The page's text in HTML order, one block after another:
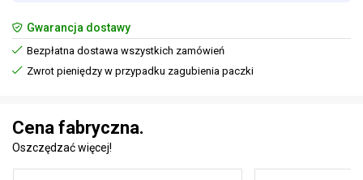
Gwarancja dostawy
Bezpłatna dostawa wszystkich zamówień
Zwrot pieniędzy w przypadku zagubienia paczki
Cena fabryczna.
Oszczędzać więcej!